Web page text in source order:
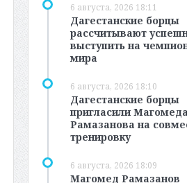
6 августа, 2026 18:11
Дагестанские борцы
рассчитывают
выступить на
мира
6 августа, 2026 18:10
Дагестанские борцы
пригласили Магомеда
Рамазанова на
тренировку
6 августа, 2026 18:09
Магомед Рамазанов